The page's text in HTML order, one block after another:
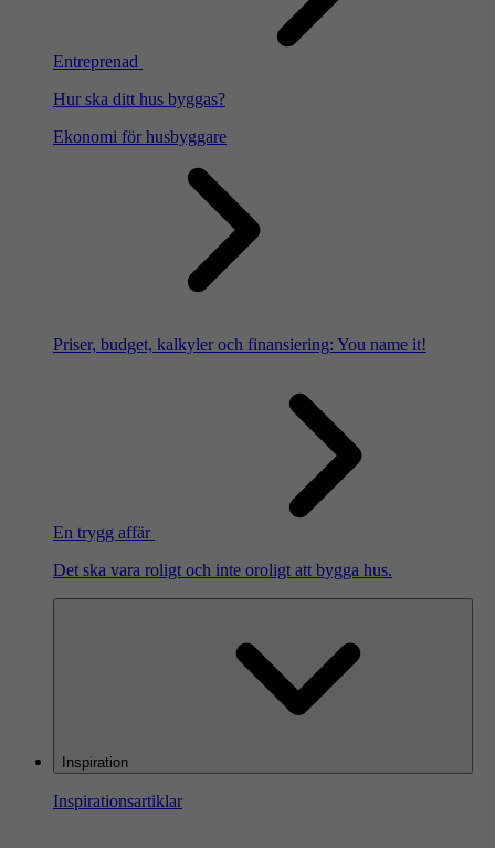
Entreprenad
Hur ska ditt hus byggas?
Ekonomi för husbyggare
Priser, budget, kalkyler och finansiering: You name it!
En trygg affär
Det ska vara roligt och inte oroligt att bygga hus.
Inspiration
Inspirationsartiklar